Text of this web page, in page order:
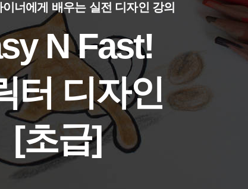
너에게 배우는 실전 디자인 강의
N Fast!
터 디자인
[초급]